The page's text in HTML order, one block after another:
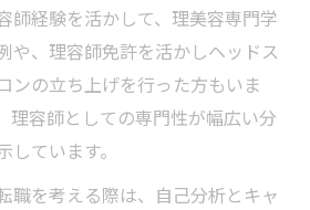
師経験を活かして、理美容専門学
や、理容師免許を活かしヘッドス
ンの立ち上げを行った方もいま
理容師としての専門性が幅広い分
ています。
職を考える際は、自己分析とキャ